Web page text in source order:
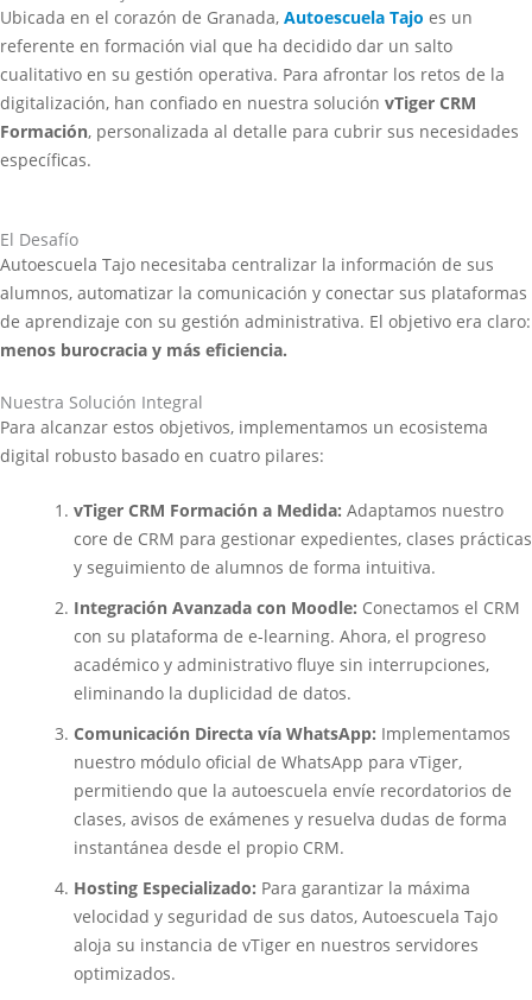
Ubicada en el corazón de Granada, Autoescuela Tajo es un
referente en formación vial que ha decidido dar un salto
cualitativo en su gestión operativa. Para afrontar los retos de la
digitalización, han confiado en nuestra solución vTiger CRM
Formación, personalizada al detalle para cubrir sus necesidades
específicas.
El Desafío
Autoescuela Tajo necesitaba centralizar la información de sus
alumnos, automatizar la comunicación y conectar sus plataformas
de aprendizaje con su gestión administrativa. El objetivo era claro:
menos burocracia y más eficiencia.
Nuestra Solución Integral
Para alcanzar estos objetivos, implementamos un ecosistema
digital robusto basado en cuatro pilares:
vTiger CRM Formación a Medida: Adaptamos nuestro
core de CRM para gestionar expedientes, clases prácticas
y seguimiento de alumnos de forma intuitiva.
Integración Avanzada con Moodle: Conectamos el CRM
con su plataforma de e-learning. Ahora, el progreso
académico y administrativo fluye sin interrupciones,
eliminando la duplicidad de datos.
Comunicación Directa vía WhatsApp: Implementamos
nuestro módulo oficial de WhatsApp para vTiger,
permitiendo que la autoescuela envíe recordatorios de
clases, avisos de exámenes y resuelva dudas de forma
instantánea desde el propio CRM.
Hosting Especializado: Para garantizar la máxima
velocidad y seguridad de sus datos, Autoescuela Tajo
aloja su instancia de vTiger en nuestros servidores
optimizados.